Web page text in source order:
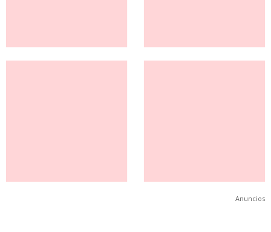
Anuncios